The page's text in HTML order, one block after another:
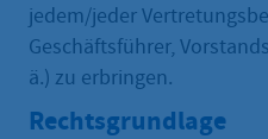
jedem/jeder
Geschäftsführer,
ä.) zu erbringen.
Rechtsgrundlage